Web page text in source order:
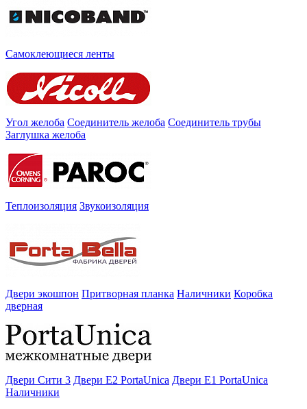
Самоклеющиеся ленты
Угол желоба Соединитель желоба Соединитель трубы
Заглушка желоба
Теплоизоляция Звукоизоляция
Двери экошпон Притворная планка Наличники Коробка
дверная
Двери Сити 3 Двери E2 PortaUnica Двери E1 PortaUnica
Наличники